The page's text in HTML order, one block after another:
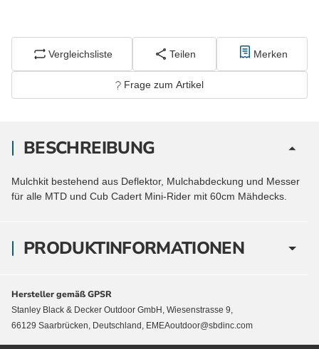
Vergleichsliste Teilen Merken
Frage zum Artikel
PRODUKTINFORMATIONEN
BESCHREIBUNG
Mulchkit bestehend aus Deflektor, Mulchabdeckung und Messer
für alle MTD und Cub Cadert Mini-Rider mit 60cm Mähdecks.
Hersteller gemäß GPSR
Stanley Black & Decker Outdoor GmbH, Wiesenstrasse 9,
66129 Saarbrücken, Deutschland, EMEAoutdoor@sbdinc.com